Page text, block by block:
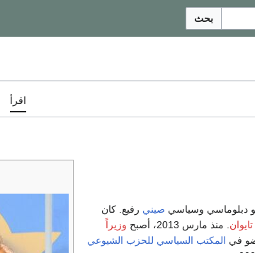
بحث
اقرأ
دبلوماسي وسياسي صيني رفيع. كان
. منذ مارس 2013، أصبح
وزيراً
المكتب السياسي للحزب الشيوعي